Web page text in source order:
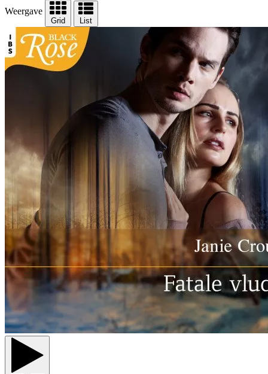
Weergave
Grid List